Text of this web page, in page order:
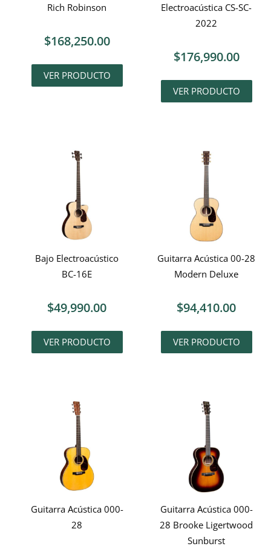
Rich Robinson
$168,250.00
VER PRODUCTO
Electroacústica CS-SC-
2022
$176,990.00
VER PRODUCTO
Bajo Electroacústico
BC-16E
$49,990.00
VER PRODUCTO
Guitarra Acústica 00-28
Modern Deluxe
$94,410.00
VER PRODUCTO
Guitarra Acústica 000-
28
Guitarra Acústica 000-
28 Brooke Ligertwood
Sunburst